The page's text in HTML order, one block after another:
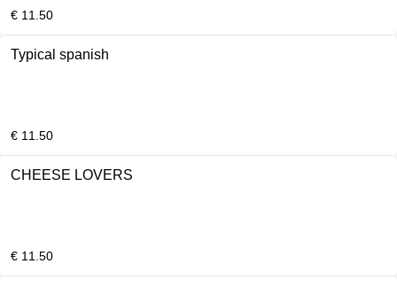
€ 11.50
Typical spanish
€ 11.50
CHEESE LOVERS
€ 11.50